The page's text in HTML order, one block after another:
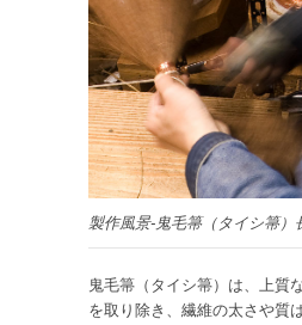
製作風景-鬼毛箒（タイシ箒）
鬼毛箒（タイシ箒）は、上質
を取り除き、繊維の太さや質